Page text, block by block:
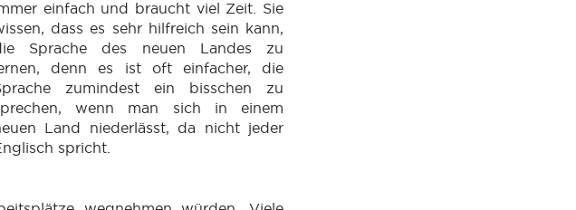
einfach und braucht viel Zeit. Sie
dass es sehr hilfreich sein kann,
Sprache des neuen Landes zu
denn es ist oft einfacher, die
zumindest ein bisschen zu
wenn man sich in einem
Land niederlässt, da nicht jeder
spricht.